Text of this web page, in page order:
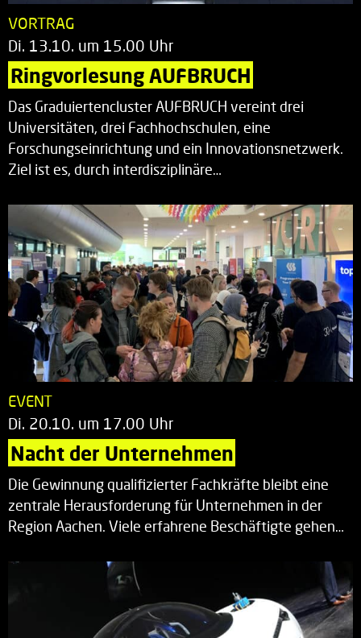
VORTRAG
Di. 13.10. um 15.00 Uhr
Ringvorlesung AUFBRUCH
Das Graduiertencluster AUFBRUCH vereint drei
Universitäten, drei Fachhochschulen, eine
Forschungseinrichtung und ein Innovationsnetzwerk.
Ziel ist es, durch interdisziplinäre…
EVENT
Di. 20.10. um 17.00 Uhr
Nacht der Unternehmen
Die Gewinnung qualifizierter Fachkräfte bleibt eine
zentrale Herausforderung für Unternehmen in der
Region Aachen. Viele erfahrene Beschäftigte gehen…